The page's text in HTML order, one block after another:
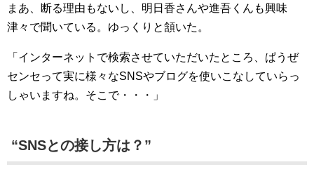
まあ、断る理由もないし、明日香さんや進吾くんも興味
津々で聞いている。ゆっくりと頷いた。
「インターネットで検索させていただいたところ、ぱうぜ
センセって実に様々なSNSやブログを使いこなしていらっ
しゃいますね。そこで・・・」
“SNSとの接し方は？”